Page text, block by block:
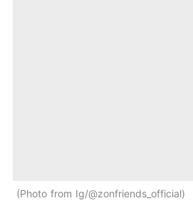
Photo from Ig/@zonfriends_official